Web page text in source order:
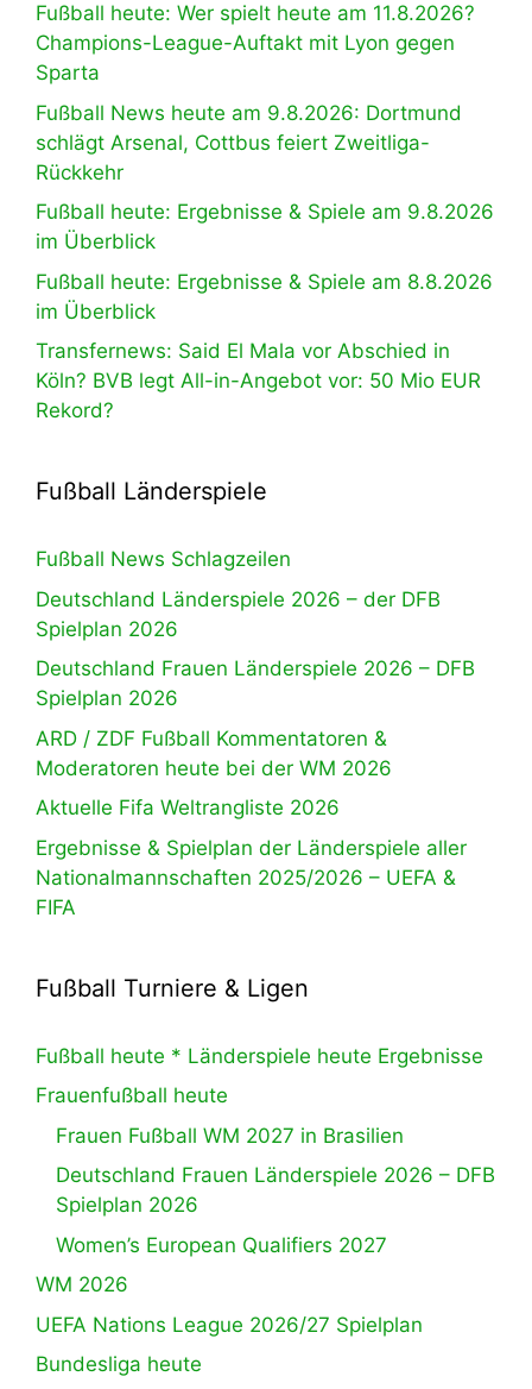
Fußball heute: Wer spielt heute am 11.8.2026?
Champions-League-Auftakt mit Lyon gegen
Sparta
Fußball News heute am 9.8.2026: Dortmund
schlägt Arsenal, Cottbus feiert Zweitliga-
Rückkehr
Fußball heute: Ergebnisse & Spiele am 9.8.2026
im Überblick
Fußball heute: Ergebnisse & Spiele am 8.8.2026
im Überblick
Transfernews: Said El Mala vor Abschied in
Köln? BVB legt All-in-Angebot vor: 50 Mio EUR
Rekord?
Fußball Länderspiele
Fußball News Schlagzeilen
Deutschland Länderspiele 2026 – der DFB
Spielplan 2026
Deutschland Frauen Länderspiele 2026 – DFB
Spielplan 2026
ARD / ZDF Fußball Kommentatoren &
Moderatoren heute bei der WM 2026
Aktuelle Fifa Weltrangliste 2026
Ergebnisse & Spielplan der Länderspiele aller
Nationalmannschaften 2025/2026 – UEFA &
FIFA
Fußball Turniere & Ligen
Fußball heute * Länderspiele heute Ergebnisse
Frauenfußball heute
Frauen Fußball WM 2027 in Brasilien
Deutschland Frauen Länderspiele 2026 – DFB
Spielplan 2026
Women’s European Qualifiers 2027
WM 2026
UEFA Nations League 2026/27 Spielplan
Bundesliga heute